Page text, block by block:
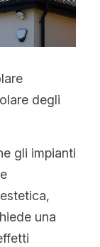
degli
gli impianti
una